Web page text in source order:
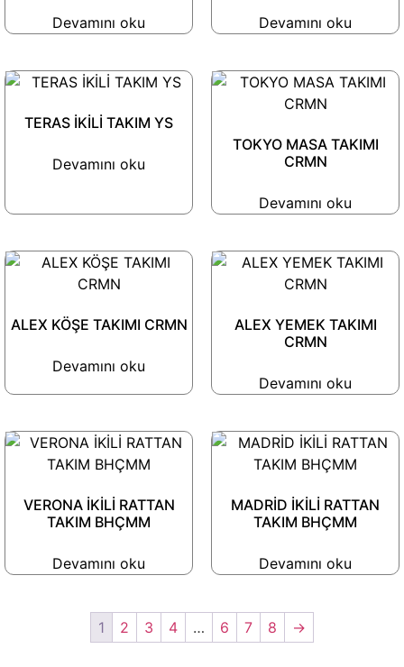
Devamını oku Devamını oku
TERAS İKİLİ TAKIM YS
Devamını oku
TOKYO MASA TAKIMI
CRMN
Devamını oku
ALEX KÖŞE TAKIMI CRMN
Devamını oku
ALEX YEMEK TAKIMI
CRMN
Devamını oku
VERONA İKİLİ RATTAN
TAKIM BHÇMM
Devamını oku
MADRİD İKİLİ RATTAN
TAKIM BHÇMM
Devamını oku
1 2 3 4 … 6 7 8 →